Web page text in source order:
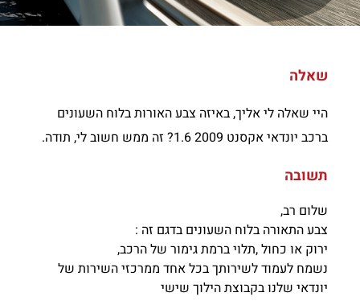
שאלה
היי שאלה לי אליך, באיזה צבע האורות בלוח השעונים
ברכב יונדאי אקסנט 2009 1.6? זה ממש חשוב לי, תודה.
תשובה
שלום רב,
צבע התאורה בלוח השעונים בדגם זה :
ירוק או כחול ,תלוי ברמת גימור של הרכב,
נשמח לעמוד לשירותך בכל אחד ממרכזי השירות של
יונדאי שלנו בקבוצת הילוך שישי